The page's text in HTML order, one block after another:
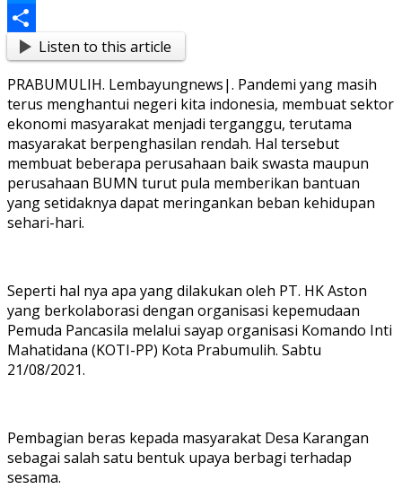
Messenger
ShareListen to this article
PRABUMULIH. Lembayungnews|. Pandemi yang masih
terus menghantui negeri kita indonesia, membuat sektor
ekonomi masyarakat menjadi terganggu, terutama
masyarakat berpenghasilan rendah. Hal tersebut
membuat beberapa perusahaan baik swasta maupun
perusahaan BUMN turut pula memberikan bantuan
yang setidaknya dapat meringankan beban kehidupan
sehari-hari.
Seperti hal nya apa yang dilakukan oleh PT. HK Aston
yang berkolaborasi dengan organisasi kepemudaan
Pemuda Pancasila melalui sayap organisasi Komando Inti
Mahatidana (KOTI-PP) Kota Prabumulih. Sabtu
21/08/2021.
Pembagian beras kepada masyarakat Desa Karangan
sebagai salah satu bentuk upaya berbagi terhadap
sesama.